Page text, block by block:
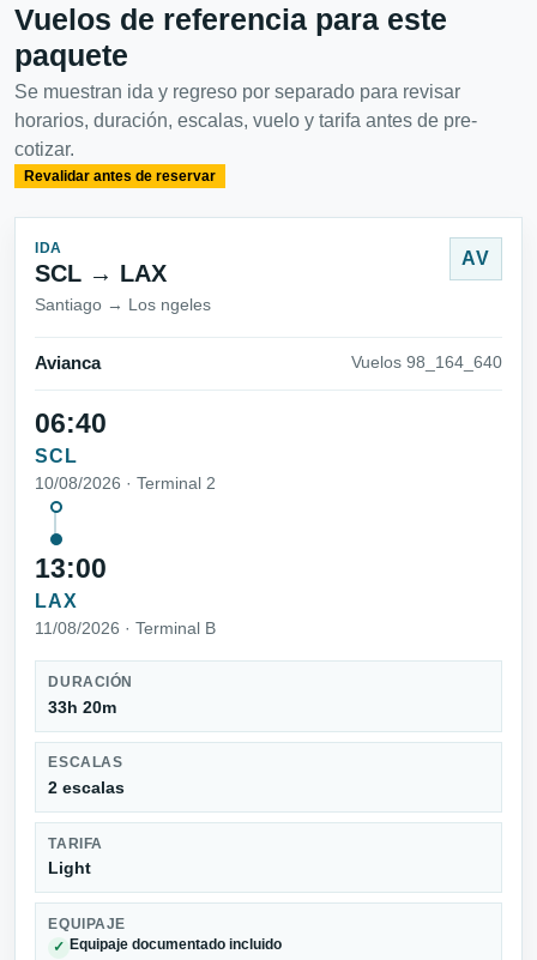
Vuelos de referencia para este
paquete
Se muestran ida y regreso por separado para revisar
horarios, duración, escalas, vuelo y tarifa antes de pre-
cotizar.
Revalidar antes de reservar
IDA
SCL → LAX
Santiago → Los ngeles
AV
Avianca Vuelos 98_164_640
06:40
SCL
10/08/2026 · Terminal 2
13:00
LAX
11/08/2026 · Terminal B
DURACIÓN
33h 20m
ESCALAS
2 escalas
TARIFA
Light
EQUIPAJE
✓ Equipaje documentado incluido